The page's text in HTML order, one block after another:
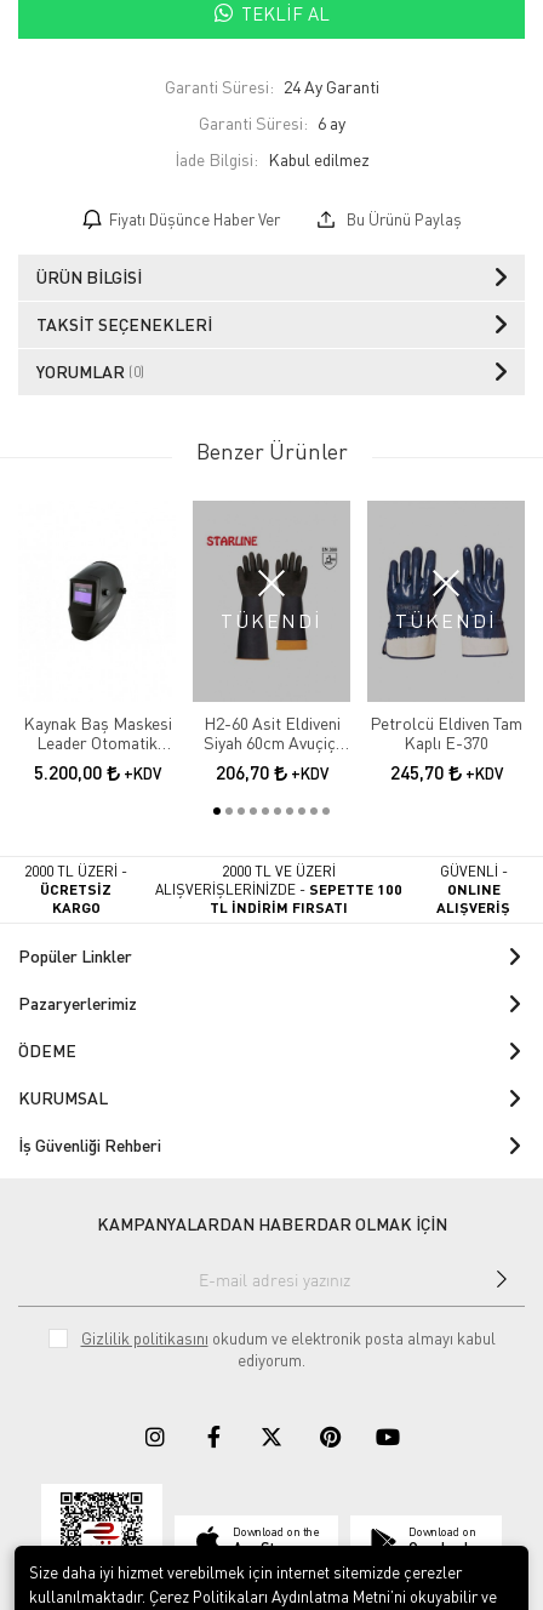
TEKLIF AL
Garanti Süresi: 24 Ay Garanti
Garanti Süresi: 6 ay
İade Bilgisi:
Fiyatı Düşünce Haber Ver Bu Ürünü Paylaş
ÜRÜN BILGISI
TAKSIT SEÇENEKLERI
YORUMLAR (0)
Benzer Ürünler
Kaynak Baş Maskesi
Leader Otomatik
Kararan
5.200,00 +KDV
TÜKENDİ
H2-60 Asit Eldiveni
Siyah 60cm Avuçiçi
Tırtıklı
206,70 +KDV
TÜKENDİ
Petrolcü Eldiven Tam
Kaplı E-370
245,70 +KDV
2000 TL ÜZERİ -
ÜCRETSİZ
KARGO
2000 TL VE ÜZERİ
ALIŞVERİŞLERİNİZDE -SEPETTE 100
TL İNDİRİM FIRSATI
GÜVENLİ -
ONLINE
ALIŞVERİŞ
Popüler Linkler
Pazaryerlerimiz
ÖDEME
KURUMSAL
İş Güvenliği Rehberi
KAMPANYALARDAN HABERDAR OLMAK İÇİN
Gizlilik politikasını okudum ve elektronik posta almayı kabul
ediyorum.
Download on the
App Store
Download on
Google play
Size daha iyi hizmet verebilmek için internet sitemizde çerezler
kullanılmaktadır. Çerez Politikaları Aydınlatma Metni’ni okuyabilir ve